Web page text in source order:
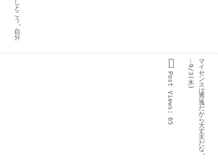
し
と
こ
う。
自
分
マ
イ
セ
ン
ス
は
秀
逸
だ
か
ら
大
丈
夫
だ
な。
︱
9/3(
木
)
Post
Views:
65